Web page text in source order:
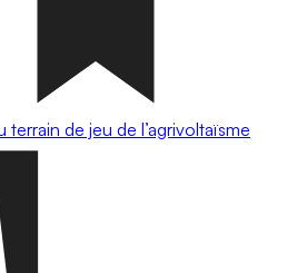
de jeu de l’agrivoltaïsme